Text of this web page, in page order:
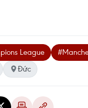
League
Đức